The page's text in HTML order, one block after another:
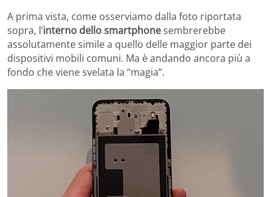
A prima vista, come osserviamo dalla foto riportata
sopra, l’interno dello smartphonesembrerebbe
assolutamente simile a quello delle maggior parte dei
dispositivi mobili comuni. Ma è andando ancora più a
fondo che viene svelata la “magia”.